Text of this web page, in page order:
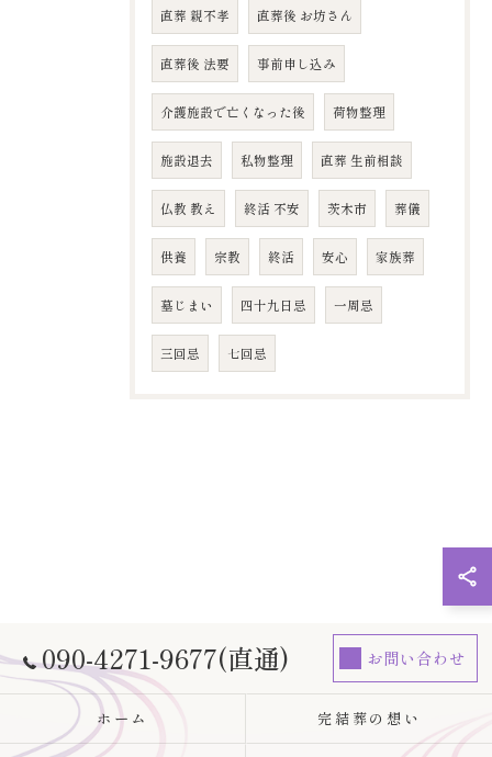
直葬 親不孝 直葬後 お坊さん
直葬後 法要 事前申し込み
介護施設で亡くなった後 荷物整理
施設退去 私物整理 直葬 生前相談
仏教 教え 終活 不安 茨木市 葬儀
供養 宗教 終活 安心 家族葬
墓じまい 四十九日忌 ​一周忌
​三回忌 七回忌
090-4271-9677(直通) お問い合わせ
ホーム 完結葬の想い